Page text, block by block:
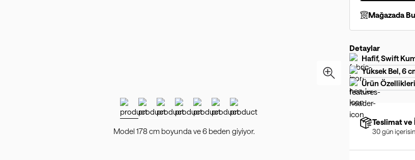
Model 178 cm boyunda ve 6 beden giyiyor.
Mağazada
Detaylar
Hafif, Swift
Yüksek Bel, 6
Ürün Özellikleri
Teslimat ve
30 gün